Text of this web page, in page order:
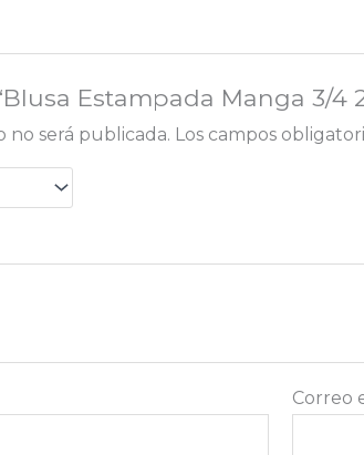
Estampada Manga 3/4
será publicada. Los campos
Correo